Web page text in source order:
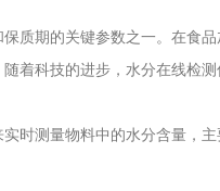
质期的关键参数之一。在食
着科技的进步，水分在线检
时测量物料中的水分含量，